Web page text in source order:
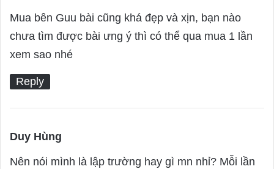
a
y
s
:
Mua bên Guu bài cũng khá đẹp và xịn, bạn nào
chưa tìm được bài ưng ý thì có thể qua mua 1 lần
xem sao nhé
Reply
Duy Hùng
a
Nên nói mình là lập trường hay gì mn nhỉ? Mỗi lần